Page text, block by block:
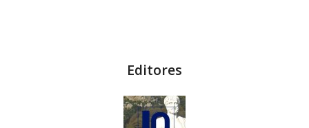
Editores